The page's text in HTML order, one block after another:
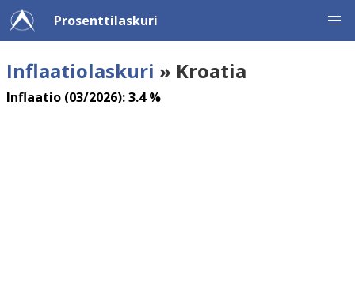
Prosenttilaskuri
Inflaatiolaskuri » Kroatia
Inflaatio (03/2026): 3.4 %